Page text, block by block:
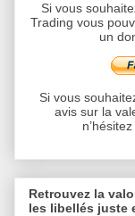
Si vous
Trading vous
un
Si vous
avis sur la
Retrouvez la
les libellés juste